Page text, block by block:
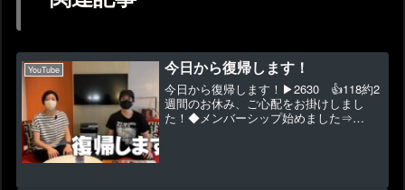
YouTube 今日から復帰します！
今日から復帰します！▶2630 👍118約2
週間のお休み、ご心配をお掛けしまし
た！◆メンバーシップ始めました⇒